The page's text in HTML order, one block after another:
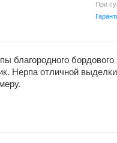
При
благородного
Нерпа отличной